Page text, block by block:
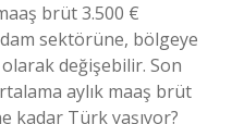
brüt 3.500 €
sektörüne, bölgeye
değişebilir. Son
aylık maaş brüt
kadar Türk yaşıyor?